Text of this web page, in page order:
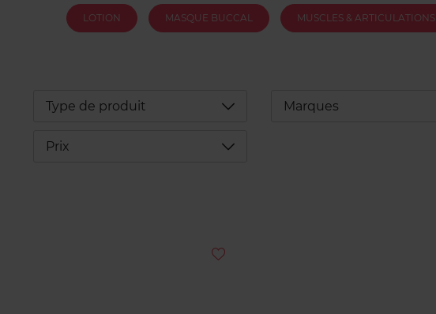
LOTION MASQUE BUCCAL MUSCLES & ARTICULATIONS
Type de produit Déplier Marques
Prix Déplier